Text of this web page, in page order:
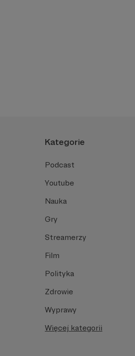
Kategorie
Podcast
Youtube
Nauka
Gry
Streamerzy
Film
Polityka
Zdrowie
Wyprawy
Więcej kategorii